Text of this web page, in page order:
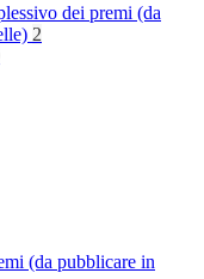
dei premi (da
2
(da pubblicare in